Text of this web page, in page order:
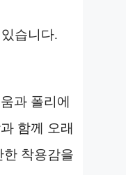
습니다.
과 폴리에
함께 오래
착용감을